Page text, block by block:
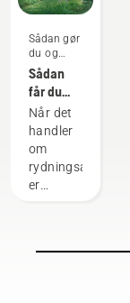
Sådan gør
du og
vejledninger
Sådan
får du
mest ud
af
buskrydderen
Når det
handler
om
rydningsarbejde,
er
redskab.